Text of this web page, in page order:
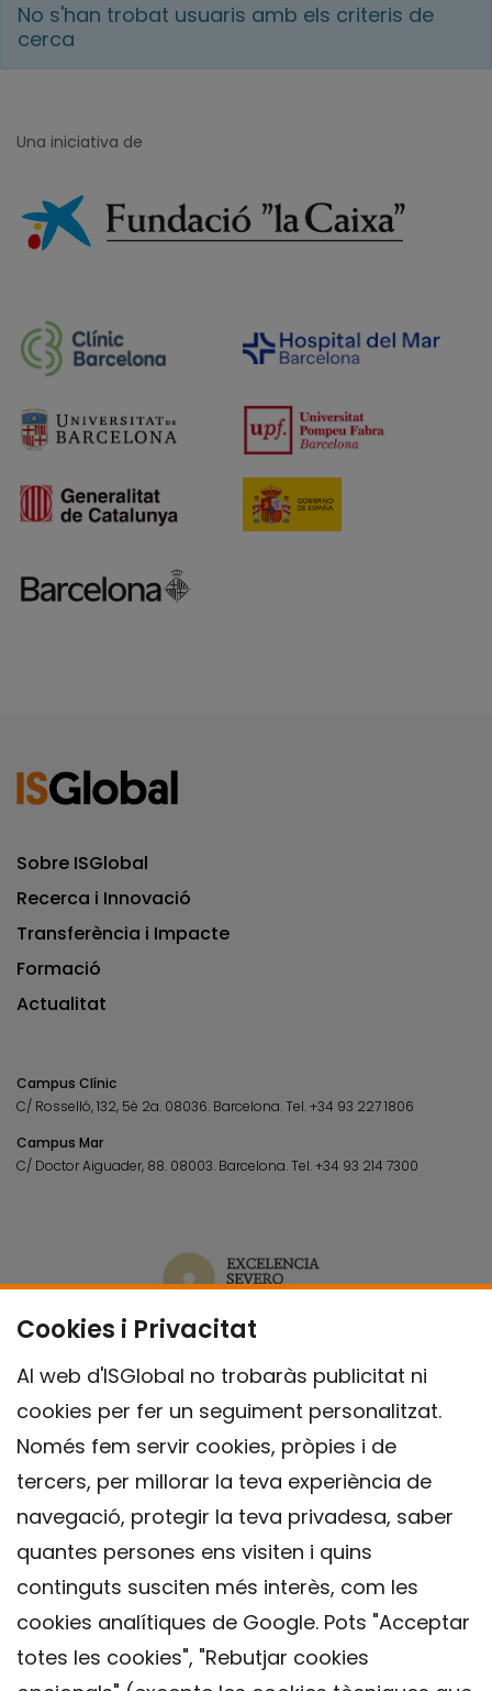
No s'han trobat usuaris amb els criteris de
cerca
Cookies i Privacitat
Al web d'ISGlobal no trobaràs publicitat ni
cookies per fer un seguiment personalitzat.
Només fem servir cookies, pròpies i de
tercers, per millorar la teva experiència de
navegació, protegir la teva privadesa, saber
quantes persones ens visiten i quins
continguts susciten més interès, com les
cookies analítiques de Google. Pots "Acceptar
totes les cookies", "Rebutjar cookies
Una iniciativa de
Sobre ISGlobal
Recerca i Innovació
Transferència i Impacte
Formació
Actualitat
Campus Clínic
C/ Rosselló, 132, 5è 2a. 08036. Barcelona.Tel.+34 93 227 1806
Campus Mar
C/ Doctor Aiguader, 88. 08003. Barcelona.Tel.+34 93 214 7300